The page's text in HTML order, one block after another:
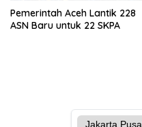
Pemerintah Aceh Lantik 228
ASN Baru untuk 22 SKPA